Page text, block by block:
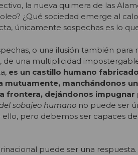
la nueva quimera de las
¿Qué sociedad emerge al
únicamente sospechas es lo
o una ilusión también
de una multiplicidad
es un castillo humano
mutuamente, manchándonos
frontera, dejándonos
sobajeo humano no puede ser
pero debemos ser capaces
puede ser una